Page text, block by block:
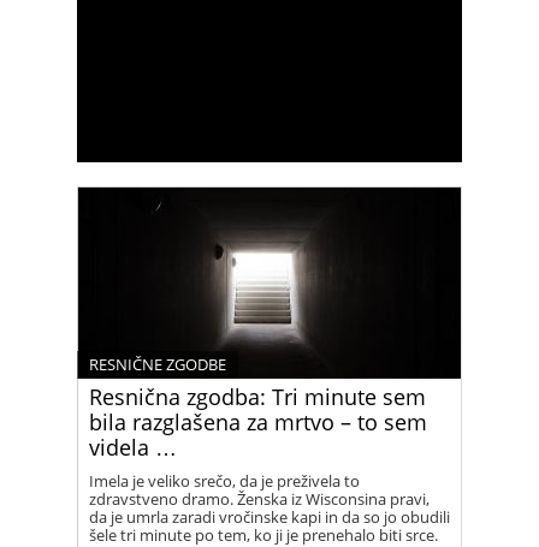
Resnična zgodba: Tri minute sem
bila razglašena za mrtvo – to sem
videla …
RESNIČNE ZGODBE
Imela je veliko srečo, da je preživela to
zdravstveno dramo. Ženska iz Wisconsina pravi,
da je umrla zaradi vročinske kapi in da so jo obudili
šele tri minute po tem, ko ji je prenehalo biti srce.